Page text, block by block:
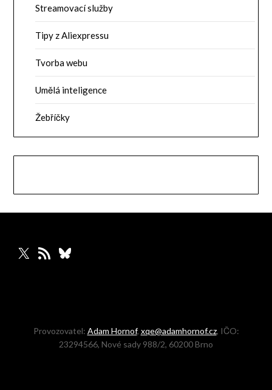
Streamovací služby
Tipy z Aliexpressu
Tvorba webu
Umělá inteligence
Žebříčky
X RSS zdrojBluesky
Provozovatel: Adam Hornof, xqe@adamhornof.cz, IČO:
23294566, Nové sady 988/2, 60200 Brno